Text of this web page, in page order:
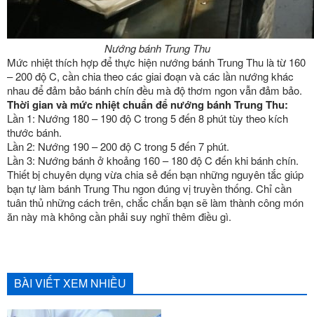
Nướng bánh Trung Thu
Mức nhiệt thích hợp để thực hiện nướng bánh Trung Thu là từ 160
– 200 độ C, cần chia theo các giai đoạn và các lần nướng khác
nhau để đảm bảo bánh chín đều mà độ thơm ngon vẫn đảm bảo.
Thời gian và mức nhiệt chuẩn để nướng bánh Trung Thu:
Lần 1: Nướng 180 – 190 độ C trong 5 đến 8 phút tùy theo kích
thước bánh.
Lần 2: Nướng 190 – 200 độ C trong 5 đến 7 phút.
Lần 3: Nướng bánh ở khoảng 160 – 180 độ C đến khi bánh chín.
Thiết bị chuyên dụng vừa chia sẻ đến bạn những nguyên tắc giúp
bạn tự làm bánh Trung Thu ngon đúng vị truyền thống. Chỉ cần
tuân thủ những cách trên, chắc chắn bạn sẽ làm thành công món
ăn này mà không cần phải suy nghĩ thêm điều gì.
BÀI VIẾT XEM NHIỀU